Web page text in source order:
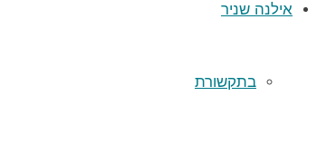
אילנה שניר
בתקשורת